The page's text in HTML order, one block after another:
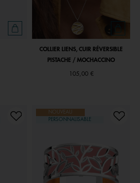
COLLIER LIENS, CUIR RÉVERSIBLE
PISTACHE / MOCHACCINO
105,00 €
NOUVEAU
PERSONNALISABLE